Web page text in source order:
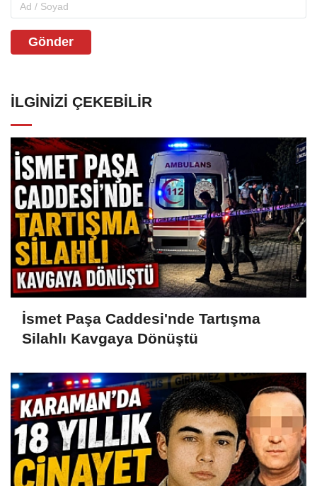
Gönder
İLGINIZI ÇEKEBILIR
İsmet Paşa Caddesi'nde Tartışma
Silahlı Kavgaya Dönüştü